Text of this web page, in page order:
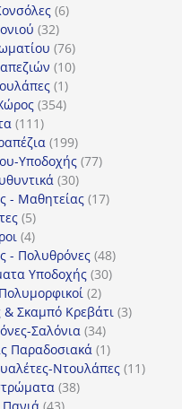
προϊόντα
66
3232
προϊόντα
7676
προϊόντα
1010
11
προϊόν
354354
111111
προϊόντα
199199
προϊόντα
Υποδοχής 7777
3030
προϊόντα
- Μαθητείας 1717
55
προϊόντα
44
προϊόντα
- Πολυθρόνες 4848
προϊόντα
Υποδοχής 3030
22
προϊόντα
Σκαμπό Κρεβάτι 33
Σαλόνια 3434
προϊόντα
Παραδοσιακά 11
προϊόν
Ντουλάπες 1111
3838
43